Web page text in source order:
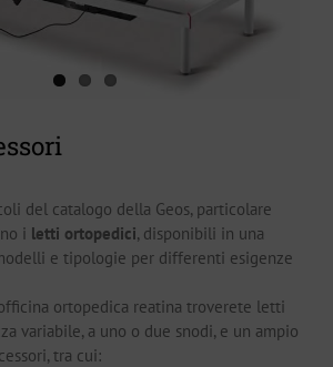
del catalogo della Geos, particolare
i letti ortopedici, disponibili in una
e tipologie per differenti esigenze
ortopedica reatina troverete letti
variabile, a uno o due snodi, e un ampio
tra cui: